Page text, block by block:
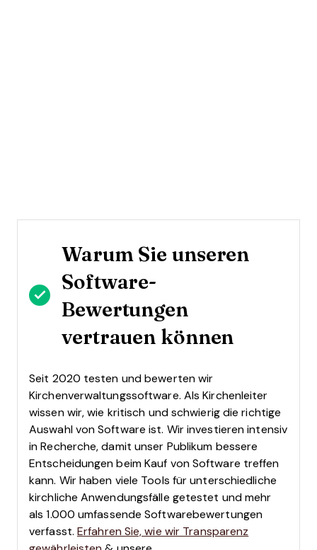
Warum Sie unseren
Software-
Bewertungen
vertrauen können
Seit 2020 testen und bewerten wir
Kirchenverwaltungssoftware. Als Kirchenleiter
wissen wir, wie kritisch und schwierig die richtige
Auswahl von Software ist. Wir investieren intensiv
in Recherche, damit unser Publikum bessere
Entscheidungen beim Kauf von Software treffen
kann. Wir haben viele Tools für unterschiedliche
kirchliche Anwendungsfälle getestet und mehr
als 1.000 umfassende Softwarebewertungen
verfasst. Erfahren Sie, wie wir Transparenz